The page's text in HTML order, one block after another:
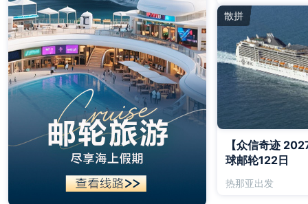
散拼
【众信奇迹
球邮轮122日
热那亚出发